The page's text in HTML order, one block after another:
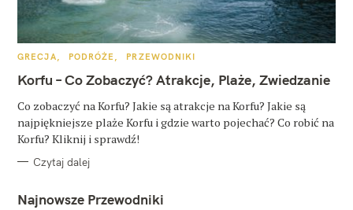
K
T
E
O
R
I
GRECJA PODRÓŻE PRZEWODNIKI
Korfu – Co Zobaczyć? Atrakcje, Plaże, Zwiedzanie
Co zobaczyć na Korfu? Jakie są atrakcje na Korfu? Jakie są
najpiękniejsze plaże Korfu i gdzie warto pojechać? Co robić na
Korfu? Kliknij i sprawdź!
Czytaj dalej
Najnowsze Przewodniki